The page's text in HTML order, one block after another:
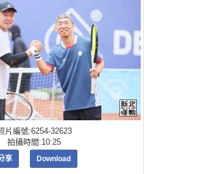
片編號:6254-32623
拍攝時間:10:25
享 Download